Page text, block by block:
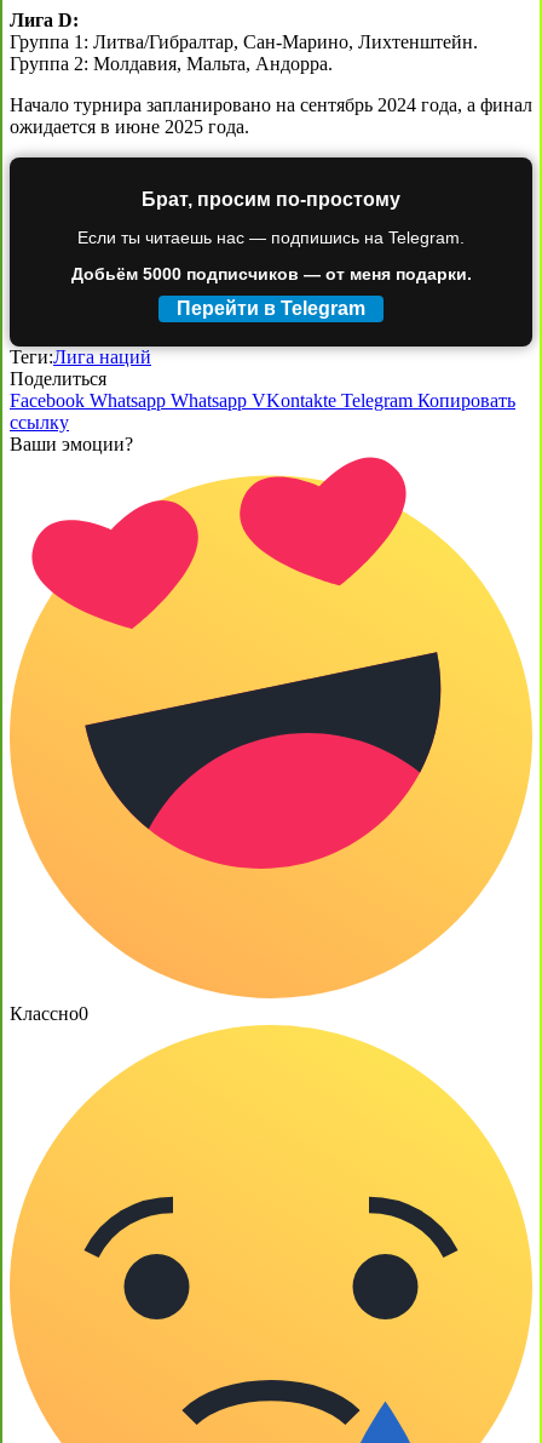
Лига D:
Группа 1: Литва/Гибралтар, Сан-Марино, Лихтенштейн.
Группа 2: Молдавия, Мальта, Андорра.
Начало турнира запланировано на сентябрь 2024 года, а финал
ожидается в июне 2025 года.
Брат, просим по-простому
Если ты читаешь нас — подпишись на Telegram.
Добьём 5000 подписчиков — от меня подарки.
Перейти в Telegram
Теги:Лига наций
Поделиться
Facebook Whatsapp Whatsapp VKontakte Telegram Копировать
ссылку
Ваши эмоции?
Классно0